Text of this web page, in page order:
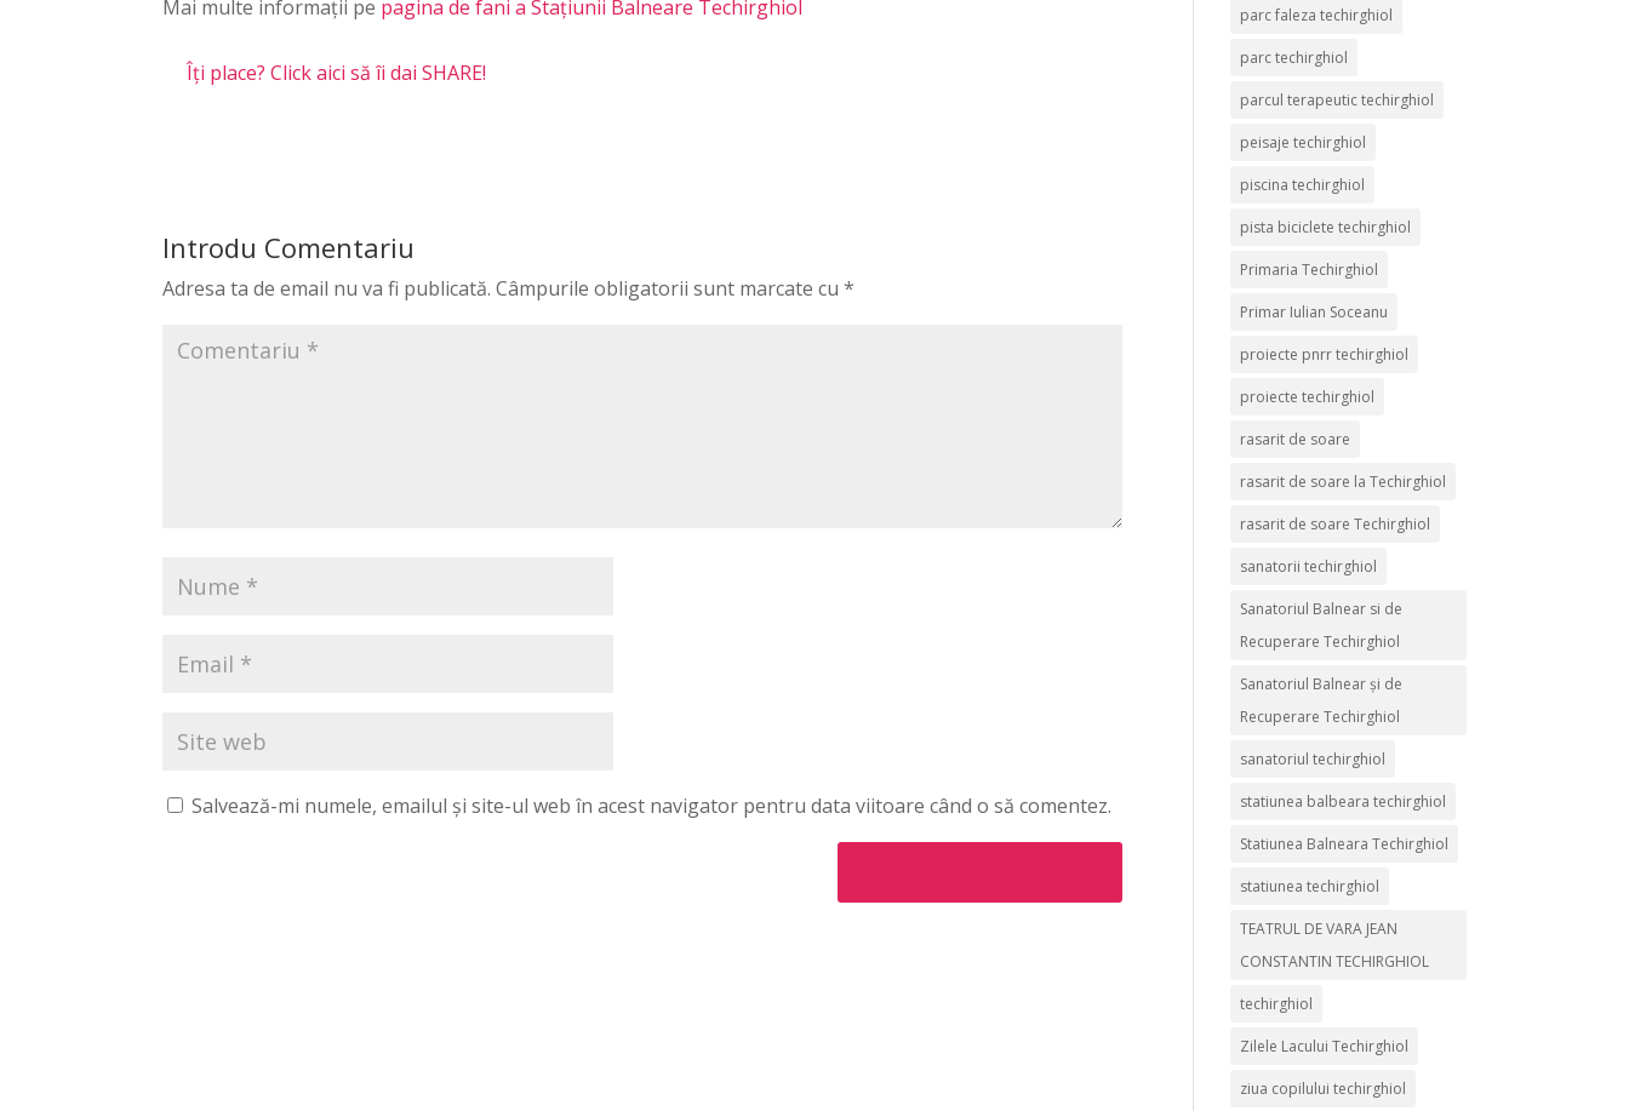
Mai multe informații pe pagina de fani a Stațiunii Balneare Techirghiol
Îți place? Click aici să îi dai SHARE!
Introdu Comentariu
Adresa ta de email nu va fi publicată. Câmpurile obligatorii sunt marcate cu*
Salvează-mi numele, emailul și site-ul web în acest navigator pentru data viitoare când o să comentez.
parc faleza techirghiol
parc techirghiol
parcul terapeutic techirghiol
peisaje techirghiol
piscina techirghiol
pista biciclete techirghiol
Primaria Techirghiol
Primar Iulian Soceanu
proiecte pnrr techirghiol
proiecte techirghiol
rasarit de soare
rasarit de soare la Techirghiol
rasarit de soare Techirghiol
sanatorii techirghiol
Sanatoriul Balnear si de
Recuperare Techirghiol
Sanatoriul Balnear și de
Recuperare Techirghiol
sanatoriul techirghiol
statiunea balbeara techirghiol
Statiunea Balneara Techirghiol
statiunea techirghiol
TEATRUL DE VARA JEAN
CONSTANTIN TECHIRGHIOL
techirghiol
Zilele Lacului Techirghiol
ziua copilului techirghiol